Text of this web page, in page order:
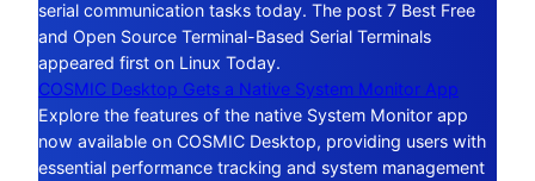
serial communication tasks today. The post 7 Best Free
and Open Source Terminal-Based Serial Terminals
appeared first on Linux Today.
COSMIC Desktop Gets a Native System Monitor App
Explore the features of the native System Monitor app
now available on COSMIC Desktop, providing users with
essential performance tracking and system management